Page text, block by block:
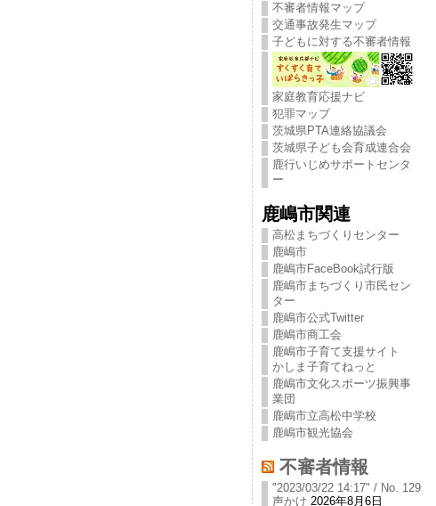
不審者情報マップ
交通事故発生マップ
子どもに対する不審者情報
家庭教育応援ナビ
犯罪マップ
茨城県PTA連絡協議会
茨城県子ども会育成連合会
鹿行いじめサポートセンタ
ー
鹿嶋市関連
高松まちづくりセンター
鹿嶋市
鹿嶋市FaceBook試行版
鹿嶋市まちづくり市民セン
ター
鹿嶋市公式Twitter
鹿嶋市商工会
鹿嶋市子育て支援サイト
かしま子育てねっと
鹿嶋市文化スポーツ振興事
業団
鹿嶋市立高松中学校
鹿嶋市観光協会
不審者情報
"2023/03/22 14:17" / No. 129
声かけ 2026年8月6日